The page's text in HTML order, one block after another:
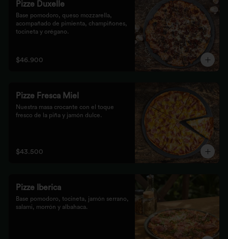
Pizze Duxelle
Base pomodoro, queso mozzarella,
acompañado de pimienta, champiñones,
tocineta y orégano.
$46.900
Pizze Fresca Miel
Nuestra masa crocante con el toque
fresco de la piña y jamón dulce.
$43.500
Pizze Iberica
Base pomodoro, tocineta, jamón serrano,
salami, morrón y albahaca.